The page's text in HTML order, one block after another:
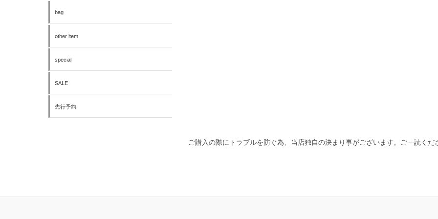
bag
other item
special
SALE
先行予約
ご購入の際にトラブルを防ぐ為、当店独自の決まり事がございます。ご一読くだ